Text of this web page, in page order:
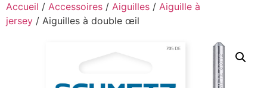
Accueil / Accessoires / Aiguilles / Aiguille à
jersey / Aiguilles à double œil